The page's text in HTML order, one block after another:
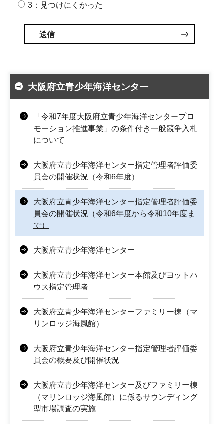
3：見つけにくかった
大阪府立青少年海洋センター
「令和7年度大阪府立青少年海洋センタープロ
モーション推進事業」の条件付き一般競争入札
について
大阪府立青少年海洋センター指定管理者評価委
員会の開催状況（令和6年度）
大阪府立青少年海洋センター指定管理者評価委
員会の開催状況（令和6年度から令和10年度ま
で）
大阪府立青少年海洋センター
大阪府立青少年海洋センター本館及びヨットハ
ウス指定管理者
大阪府立青少年海洋センターファミリー棟（マ
リンロッジ海風館）
大阪府立青少年海洋センター指定管理者評価委
員会の概要及び開催状況
大阪府立青少年海洋センター及びファミリー棟
（マリンロッジ海風館）に係るサウンディング
型市場調査の実施